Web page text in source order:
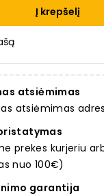
Į krepšelį
atsiėmimas
atsiėmimas
prekes kurjeriu
nuo 100€)
garantija